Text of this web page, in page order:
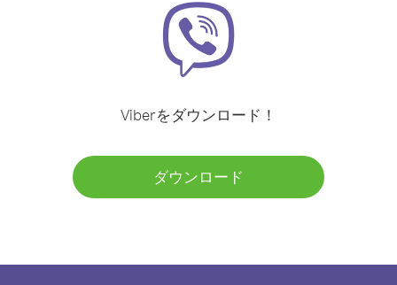
Viberをダウンロード！
ダウンロード